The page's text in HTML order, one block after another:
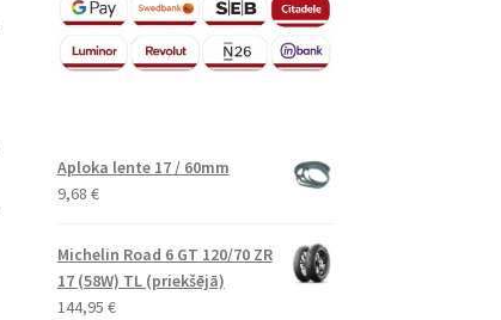
Aploka lente 17 / 60mm
9,68 €
Michelin Road 6 GT 120/70 ZR
17 (58W) TL (priekšējā)
144,95 €